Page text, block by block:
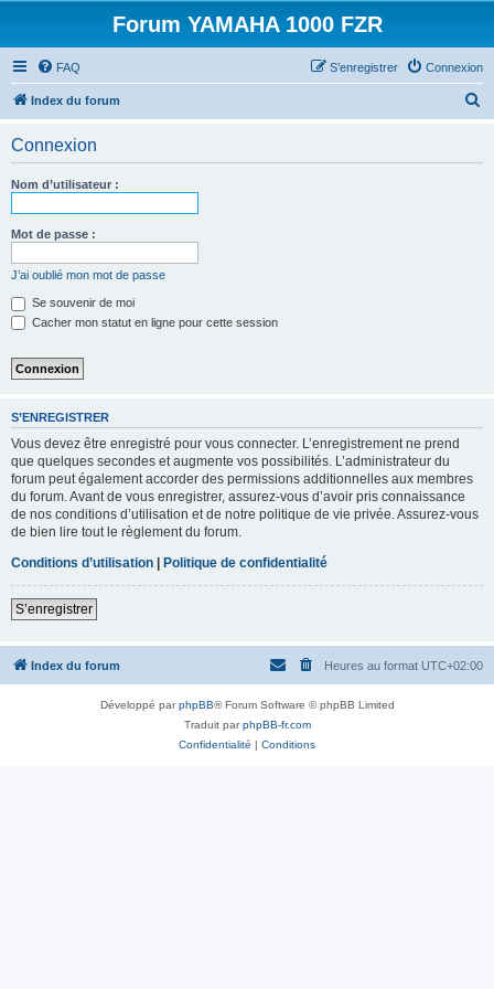
Forum YAMAHA 1000 FZR
FAQ Connexion
S’enregistrer
Index du forum
Connexion
Nom d’utilisateur :
Mot de passe :
J’ai oublié mon mot de passe
Se souvenir de moi
Cacher mon statut en ligne pour cette session
S’ENREGISTRER
Vous devez être enregistré pour vous connecter. L’enregistrement ne prend
que quelques secondes et augmente vos possibilités. L’administrateur du
forum peut également accorder des permissions additionnelles aux membres
du forum. Avant de vous enregistrer, assurez-vous d’avoir pris connaissance
de nos conditions d’utilisation et de notre politique de vie privée. Assurez-vous
de bien lire tout le règlement du forum.
Conditions d’utilisation | Politique de confidentialité
S’enregistrer
Index du forum Heures au format UTC+02:00
Développé parphpBB® Forum Software © phpBB Limited
Traduit parphpBB-fr.com
Confidentialité | Conditions